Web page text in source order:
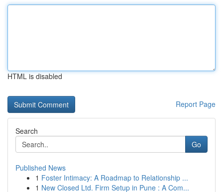
HTML is disabled
Report Page
Search
Go
Published News
1 Foster Intimacy: A Roadmap to Relationship ...
1 New Closed Ltd. Firm Setup in Pune : A Com...